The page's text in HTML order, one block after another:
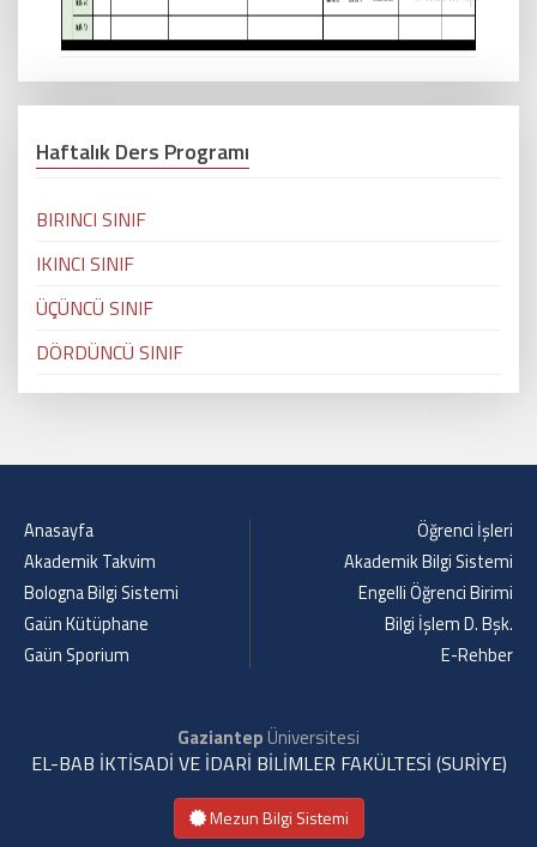
Haftalık Ders Programı
BIRINCI SINIF
IKINCI SINIF
ÜÇÜNCÜ SINIF
DÖRDÜNCÜ SINIF
Anasayfa
Akademik Takvim
Bologna Bilgi Sistemi
Gaün Kütüphane
Gaün Sporium
Öğrenci İşleri
Akademik Bilgi Sistemi
Engelli Öğrenci Birimi
Bilgi İşlem D. Bşk.
E-Rehber
GaziantepÜniversitesi
EL-BAB İKTİSADİ VE İDARİ BİLİMLER FAKÜLTESİ (SURİYE)
Mezun Bilgi Sistemi